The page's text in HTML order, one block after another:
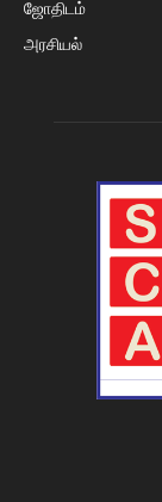
ஜோதிடம்
அரசியல்